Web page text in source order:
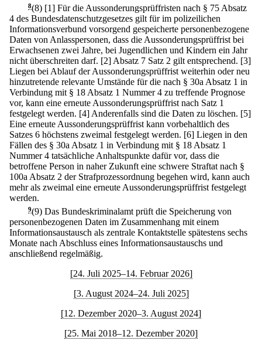
8(8) [1] Für die Aussonderungsprüffristen nach § 75 Absatz
4 des Bundesdatenschutzgesetzes gilt für im polizeilichen
Informationsverbund vorsorgend gespeicherte personenbezogene
Daten von Anlasspersonen, dass die Aussonderungsprüffrist bei
Erwachsenen zwei Jahre, bei Jugendlichen und Kindern ein Jahr
nicht überschreiten darf. [2] Absatz 7 Satz 2 gilt entsprechend. [3]
Liegen bei Ablauf der Aussonderungsprüffrist weiterhin oder neu
hinzutretende relevante Umstände für die nach § 30a Absatz 1 in
Verbindung mit § 18 Absatz 1 Nummer 4 zu treffende Prognose
vor, kann eine erneute Aussonderungsprüffrist nach Satz 1
festgelegt werden. [4] Anderenfalls sind die Daten zu löschen. [5]
Eine erneute Aussonderungsprüffrist kann vorbehaltlich des
Satzes 6 höchstens zweimal festgelegt werden. [6] Liegen in den
Fällen des § 30a Absatz 1 in Verbindung mit § 18 Absatz 1
Nummer 4 tatsächliche Anhaltspunkte dafür vor, dass die
betroffene Person in naher Zukunft eine schwere Straftat nach §
100a Absatz 2 der Strafprozessordnung begehen wird, kann auch
mehr als zweimal eine erneute Aussonderungsprüffrist festgelegt
werden.
9(9) Das Bundeskriminalamt prüft die Speicherung von
personenbezogenen Daten im Zusammenhang mit einem
Informationsaustausch als zentrale Kontaktstelle spätestens sechs
Monate nach Abschluss eines Informationsaustauschs und
anschließend regelmäßig.
[24. Juli 2025–14. Februar 2026]
[3. August 2024–24. Juli 2025]
[12. Dezember 2020–3. August 2024]
[25. Mai 2018–12. Dezember 2020]